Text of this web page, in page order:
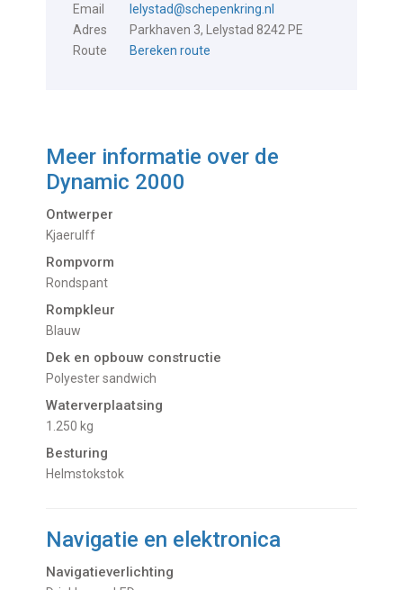
Email
lelystad@schepenkring.nl
Adres
Parkhaven 3, Lelystad 8242 PE
Route
Bereken route
Meer informatie over de
Dynamic 2000
Ontwerper
Kjaerulff
Rompvorm
Rondspant
Rompkleur
Blauw
Dek en opbouw constructie
Polyester sandwich
Waterverplaatsing
1.250 kg
Besturing
Helmstokstok
Navigatie en elektronica
Navigatieverlichting